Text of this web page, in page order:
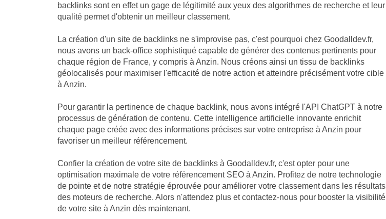
backlinks sont en effet un gage de légitimité aux yeux des algorithmes de recherche et leur
qualité permet d'obtenir un meilleur classement.
La création d'un site de backlinks ne s'improvise pas, c'est pourquoi chez Goodalldev.fr,
nous avons un back-office sophistiqué capable de générer des contenus pertinents pour
chaque région de France, y compris à Anzin. Nous créons ainsi un tissu de backlinks
géolocalisés pour maximiser l'efficacité de notre action et atteindre précisément votre cible
à Anzin.
Pour garantir la pertinence de chaque backlink, nous avons intégré l'API ChatGPT à notre
processus de génération de contenu. Cette intelligence artificielle innovante enrichit
chaque page créée avec des informations précises sur votre entreprise à Anzin pour
favoriser un meilleur référencement.
Confier la création de votre site de backlinks à Goodalldev.fr, c'est opter pour une
optimisation maximale de votre référencement SEO à Anzin. Profitez de notre technologie
de pointe et de notre stratégie éprouvée pour améliorer votre classement dans les résultats
des moteurs de recherche. Alors n'attendez plus et contactez-nous pour booster la visibilité
de votre site à Anzin dès maintenant.